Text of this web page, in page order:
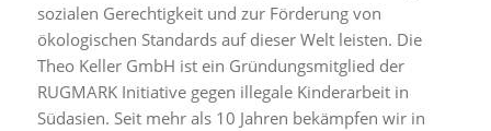
sozialen Gerechtigkeit und zur Förderung von
ökologischen Standards auf dieser Welt leisten. Die
Theo Keller GmbH ist ein Gründungsmitglied der
RUGMARK Initiative gegen illegale Kinderarbeit in
Südasien. Seit mehr als 10 Jahren bekämpfen wir in